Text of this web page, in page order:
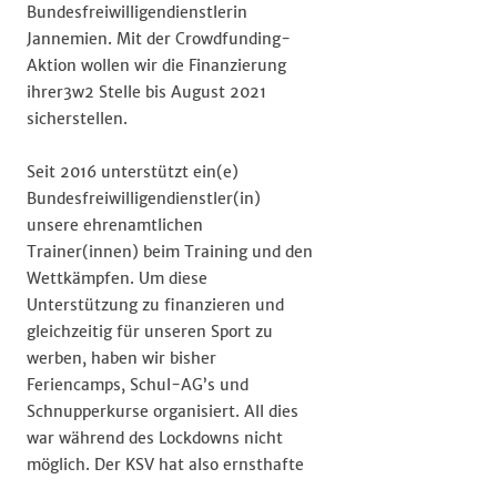
Bundesfreiwilligendienstlerin
Jannemien. Mit der Crowdfunding-
Aktion wollen wir die Finanzierung
ihrer3w2 Stelle bis August 2021
sicherstellen.
Seit 2016 unterstützt ein(e)
Bundesfreiwilligendienstler(in)
unsere ehrenamtlichen
Trainer(innen) beim Training und den
Wettkämpfen. Um diese
Unterstützung zu finanzieren und
gleichzeitig für unseren Sport zu
werben, haben wir bisher
Feriencamps, Schul-AG’s und
Schnupperkurse organisiert. All dies
war während des Lockdowns nicht
möglich. Der KSV hat also ernsthafte